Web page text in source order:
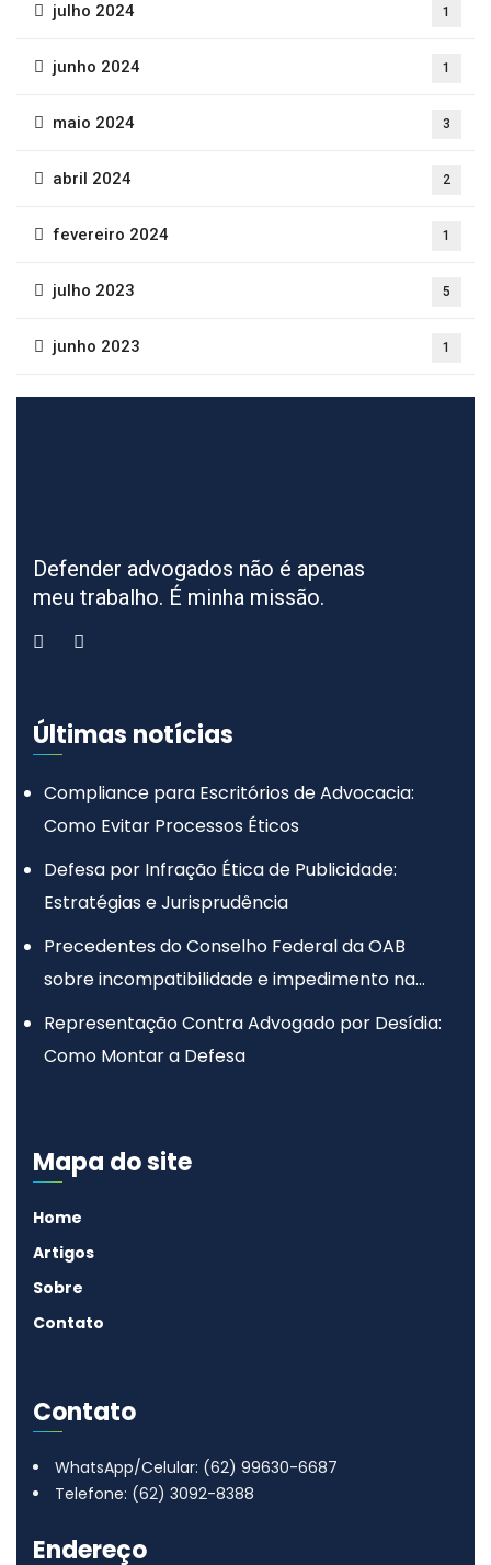
julho 2024 1
junho 2024 1
maio 2024 3
abril 2024 2
fevereiro 2024 1
julho 2023 5
junho 2023 1
Defender advogados não é apenas
meu trabalho. É minha missão.
Últimas notícias
Compliance para Escritórios de Advocacia:
Como Evitar Processos Éticos
Defesa por Infração Ética de Publicidade:
Estratégias e Jurisprudência
Precedentes do Conselho Federal da OAB
sobre incompatibilidade e impedimento na
advocacia
Representação Contra Advogado por Desídia:
Como Montar a Defesa
Mapa do site
Home
Artigos
Sobre
Contato
Contato
WhatsApp/Celular: (62) 99630-6687
Telefone: (62) 3092-8388
Endereço